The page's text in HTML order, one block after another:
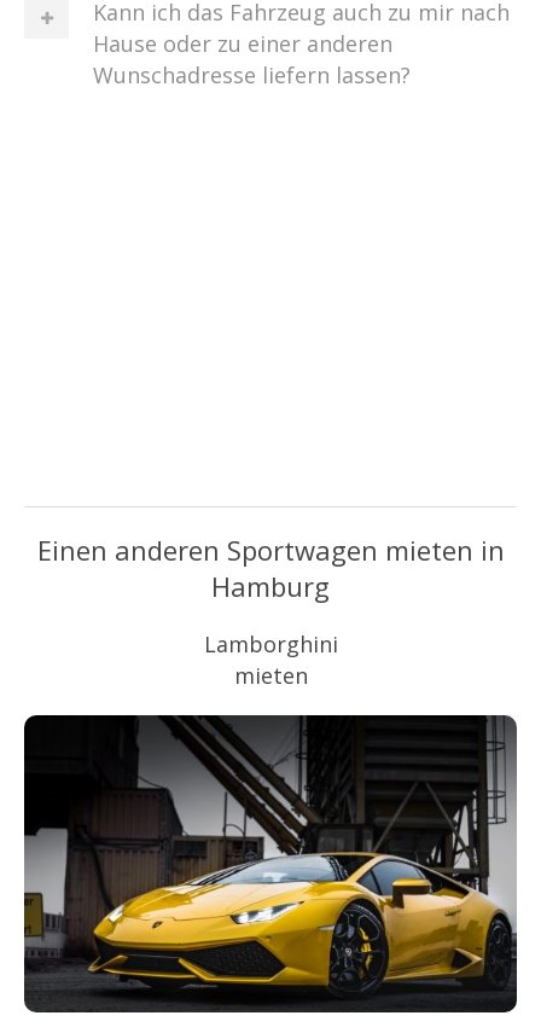
Kann ich das Fahrzeug auch zu mir nach
Hause oder zu einer anderen
Wunschadresse liefern lassen?
Einen anderen Sportwagen mieten in
Hamburg
Lamborghini
mieten